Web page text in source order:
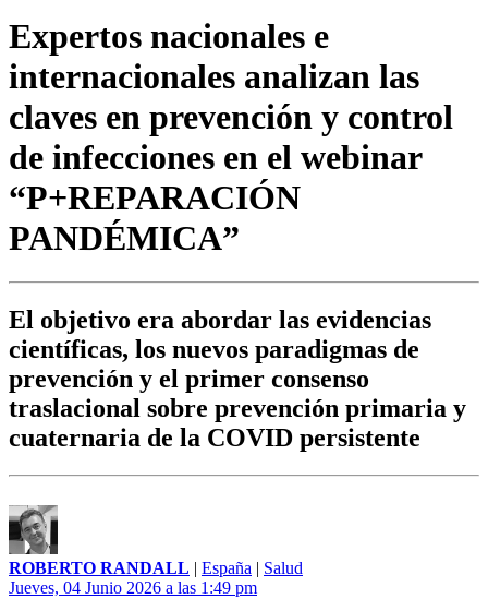
Expertos nacionales e
internacionales analizan las
claves en prevención y control
de infecciones en el webinar
“P+REPARACIÓN
PANDÉMICA”
El objetivo era abordar las evidencias
científicas, los nuevos paradigmas de
prevención y el primer consenso
traslacional sobre prevención primaria y
cuaternaria de la COVID persistente
ROBERTO RANDALL | España | Salud
Jueves, 04 Junio 2026 a las 1:49 pm